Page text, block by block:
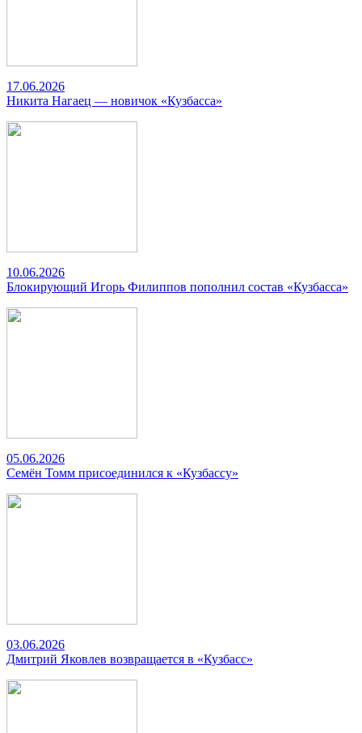
17.06.2026
Никита Нагаец — новичок «Кузбасса»
10.06.2026
Блокирующий Игорь Филиппов пополнил состав «Кузбасса»
05.06.2026
Семён Томм присоединился к «Кузбассу»
03.06.2026
Дмитрий Яковлев возвращается в «Кузбасс»